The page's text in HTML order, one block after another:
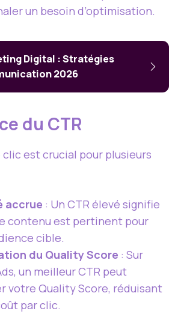
un besoin d’optimisation.
Digital : Stratégies
2026
du CTR
clic est crucial pour plusieurs
accrue : Un CTR élevé signifie
contenu est pertinent pour
cible.
du Quality Score : Sur
un meilleur CTR peut
votre Quality Score, réduisant
par clic.